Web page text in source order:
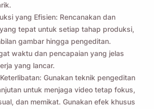
yang Efisien: Rencanakan dan
tepat untuk setiap tahap produksi,
gambar hingga pengeditan.
waktu dan pencapaian yang jelas
yang lancar.
Gunakan teknik pengeditan
untuk menjaga video tetap fokus,
dan memikat. Gunakan efek khusus